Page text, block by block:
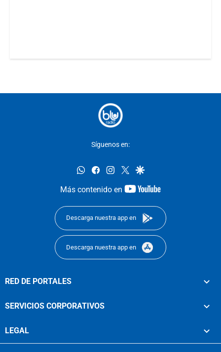
Síguenos en:
whatsappfacebookinstagram
twittergoogle
Más contenido en
youtube-
Descarga nuestra app en
Descarga nuestra app en
RED DE PORTALES
SERVICIOS CORPORATIVOS
LEGAL